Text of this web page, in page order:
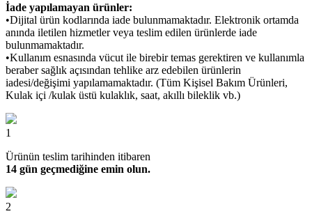
İade yapılamayan ürünler:
•Dijital ürün kodlarında iade bulunmamaktadır. Elektronik ortamda
anında iletilen hizmetler veya teslim edilen ürünlerde iade
bulunmamaktadır.
•Kullanım esnasında vücut ile birebir temas gerektiren ve kullanımla
beraber sağlık açısından tehlike arz edebilen ürünlerin
iadesi/değişimi yapılamamaktadır. (Tüm Kişisel Bakım Ürünleri,
Kulak içi /kulak üstü kulaklık, saat, akıllı bileklik vb.)
1
Ürünün teslim tarihinden itibaren
14 gün geçmediğine emin olun.
2